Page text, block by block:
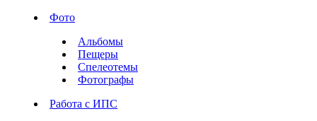
Фото
Альбомы
Пещеры
Спелеотемы
Фотографы
Работа с ИПС